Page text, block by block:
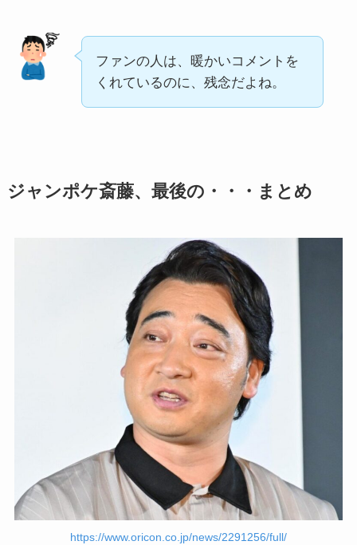
ファンの人は、暖かいコメントを
くれているのに、残念だよね。
ジャンポケ斎藤、最後の・・・まとめ
https://www.oricon.co.jp/news/2291256/full/